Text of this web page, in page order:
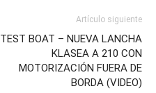
Artículo siguiente
TEST BOAT – NUEVA LANCHA
KLASEA A 210 CON
MOTORIZACIÓN FUERA DE
BORDA (VIDEO)